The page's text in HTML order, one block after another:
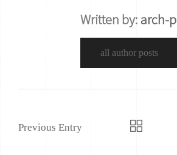
Written by:arch-
all author posts
Previous Entry